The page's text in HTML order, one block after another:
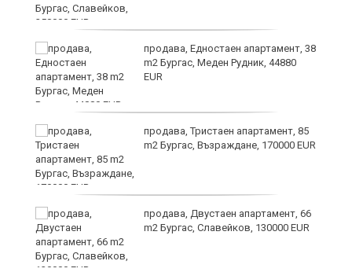
продава, Едностаен апартамент, 38
m2 Бургас, Меден Рудник, 44880
EUR
продава, Тристаен апартамент, 85
m2 Бургас, Възраждане, 170000 EUR
продава, Двустаен апартамент, 66
m2 Бургас, Славейков, 130000 EUR